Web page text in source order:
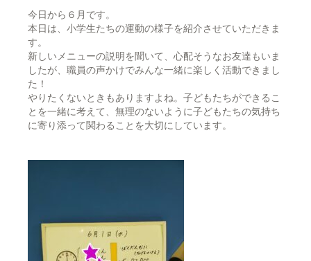
今日から６月です。
本日は、小学生たちの運動の様子を紹介させていただきま
す。
新しいメニューの説明を聞いて、心配そうなお友達もいま
したが、職員の声かけでみんな一緒に楽しく活動できまし
た！
やりたくないときもありますよね。子どもたちができるこ
とを一緒に考えて、無理のないように子どもたちの気持ち
に寄り添って関わることを大切にしています。